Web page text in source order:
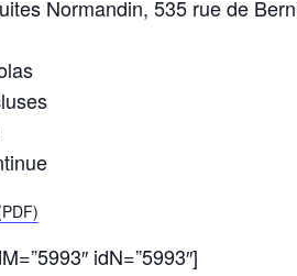
Normandin, 535 rue de
idN=”5993″]